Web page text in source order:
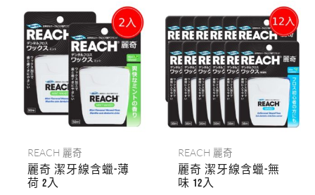
REACH 麗奇
麗奇 潔牙線含蠟-薄
荷 2入
始
價
格：
NT$198。
目
前
價
格：
NT$139。
REACH 麗奇
麗奇 潔牙線含蠟-無
味 12入
始
價
格：
NT$1,188。
目
前
價
格：